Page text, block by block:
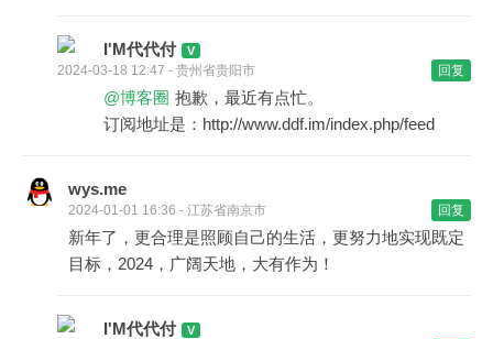
I'M代代付
2024-03-18 12:47 - 贵州省贵阳市 回复
@博客圈 抱歉，最近有点忙。
订阅地址是：http://www.ddf.im/index.php/feed
wys.me
2024-01-01 16:36 - 江苏省南京市 回复
新年了，更合理是照顾自己的生活，更努力地实现既定
目标，2024，广阔天地，大有作为！
I'M代代付